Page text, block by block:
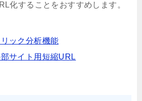
化することをおすすめします。
ック分析機能
サイト用短縮URL